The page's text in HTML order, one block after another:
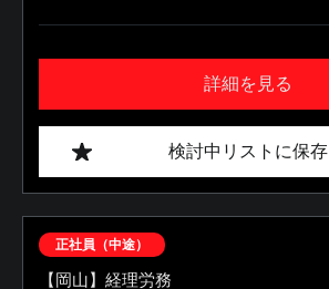
詳細を見る
検討中リストに保存
正社員（中途）
【岡山】経理労務